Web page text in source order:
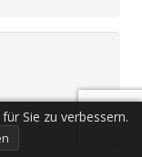
Sie zu verbessern.